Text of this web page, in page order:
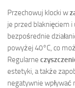
Przechowuj klocki w
je przed blaknięciem
bezpośrednie
powyżej 40°C, co
Regularne
estetyki, a także
negatywnie wpływać